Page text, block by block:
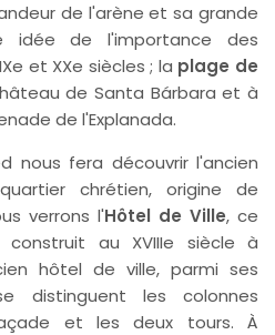
de l'arène et sa grande
idée de l'importance des
et XXe siècles ; la plage de
de Santa Bárbara et à
de l'Explanada.
nous fera découvrir l'ancien
chrétien, origine de
verrons l'Hôtel de Ville, ce
au XVIIIe siècle à
hôtel de ville, parmi ses
distinguent les colonnes
et les deux tours. À